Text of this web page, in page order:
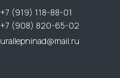
+7 (919) 118-88-01
+7 (908) 820-65-02
urallepninad@mail.ru